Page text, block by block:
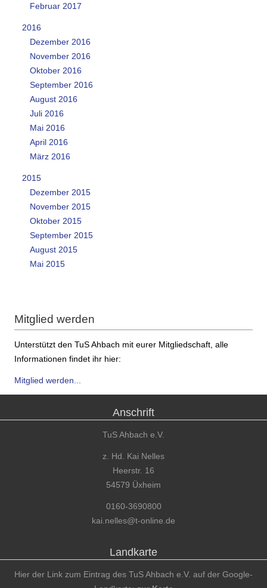
Februar 2017
2016
Dezember 2016
November 2016
Oktober 2016
September 2016
August 2016
Juli 2016
Mai 2016
April 2016
März 2016
2015
Dezember 2015
November 2015
Oktober 2015
September 2015
August 2015
Mai 2015
Mitglied werden
Unterstützt den TuS Ahbach mit eurer Mitgliedschaft, alle
Informationen findet ihr hier:
Mitglied werden...
Anschrift
TuS Ahbach e.V.
z. Hd. Kai Nelles
Heerstr. 16
54579 Üxheim
0160-3690800
kai.nelles@t-online.de
Landkarte
Hier der Link zum Eintrag des TuS Ahbach e.V. auf der Google-